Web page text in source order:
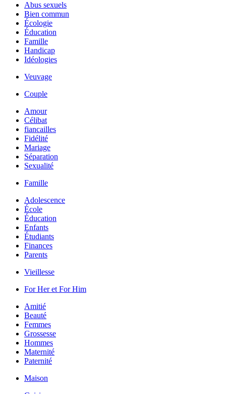
Abus sexuels
Bien commun
Écologie
Éducation
Famille
Handicap
Idéologies
Veuvage
Couple
Amour
Célibat
fiancailles
Fidélité
Mariage
Séparation
Sexualité
Famille
Adolescence
École
Éducation
Enfants
Étudiants
Finances
Parents
Vieillesse
For Her et For Him
Amitié
Beauté
Femmes
Grossesse
Hommes
Maternité
Paternité
Maison